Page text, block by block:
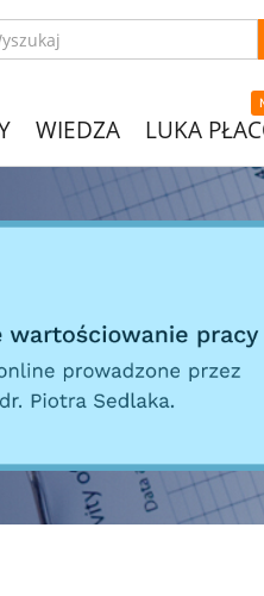
WIEDZA LUKA